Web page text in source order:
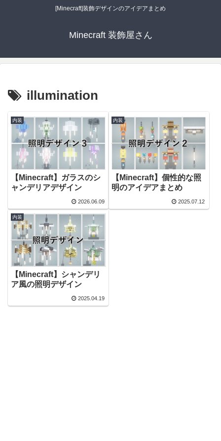
[Minecraft]装飾デザインのアイデアまとめ
Minecraft 装飾屋さん
illumination
内装
【Minecraft】ガラスのシ
ャンデリアデザイン
2026.06.09
内装
【Minecraft】個性的な照
明のアイデアまとめ
2025.07.12
内装
【Minecraft】シャンデリ
ア風の照明デザイン
2025.04.19